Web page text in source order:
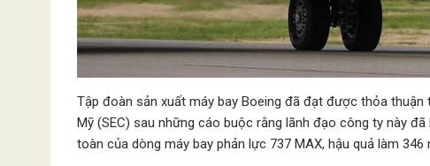
Tập đoàn sản xuất máy bay Boeing đã đạt được thỏa thuận
Mỹ (SEC) sau những cáo buộc rằng lãnh đạo công ty này
toàn của dòng máy bay phản lực 737 MAX, hậu quả làm